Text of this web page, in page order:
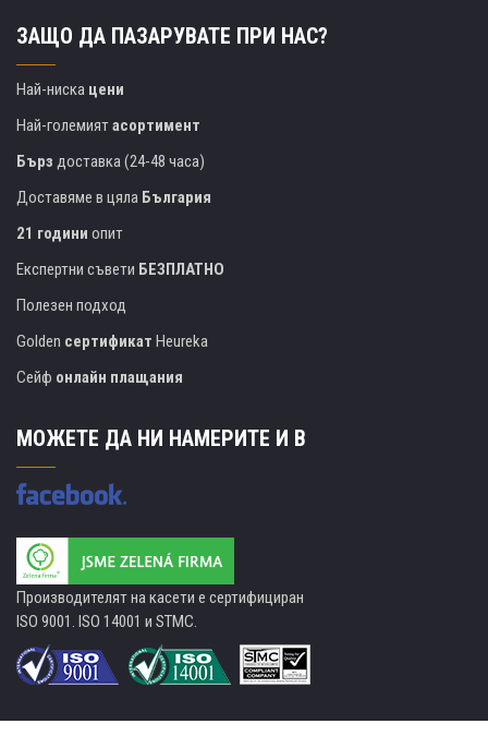
ЗАЩО ДА ПАЗАРУВАТЕ ПРИ НАС?
Най-ниска цени
Най-големиятасортимент
Бърз доставка (24-48 часа)
Доставяме в цяла България
21 години опит
Експертни съвети БЕЗПЛАТНО
Полезен подход
Golden сертификат Heureka
Сейф онлайн плащания
МОЖЕТЕ ДА НИ НАМЕРИТЕ И В
Производителят на касети е сертифициран
ISO 9001. ISO 14001 и STMC.